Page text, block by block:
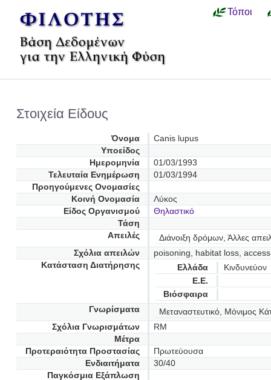
Τόποι
Στοιχεία Είδους
Όνομα
Canis lupus
Υποείδος
Ημερομηνία
01/03/1993
Τελευταία Ενημέρωση
01/03/1994
Προηγούμενες Oνομασίες
Κοινή Ονομασία
Λύκος
Είδος Οργανισμού
Θηλαστικό
Τάση
Απειλές
Διάνοιξη δρόμων, Άλλες
Σχόλια απειλών
poisoning, habitat loss,
Κατάσταση Διατήρησης
Ελλάδα
Κινδυνεύον
Ε.Ε.
Βιόσφαιρα
Γνωρίσματα
Μεταναστευτικό, Μόνιμος
Σχόλια Γνωρισμάτων
RM
Μέτρα
Προτεραιότητα Προστασίας
Πρωτεύουσα
Ενδιαιτήματα
30/40
Παγκόσμια Εξάπλωση